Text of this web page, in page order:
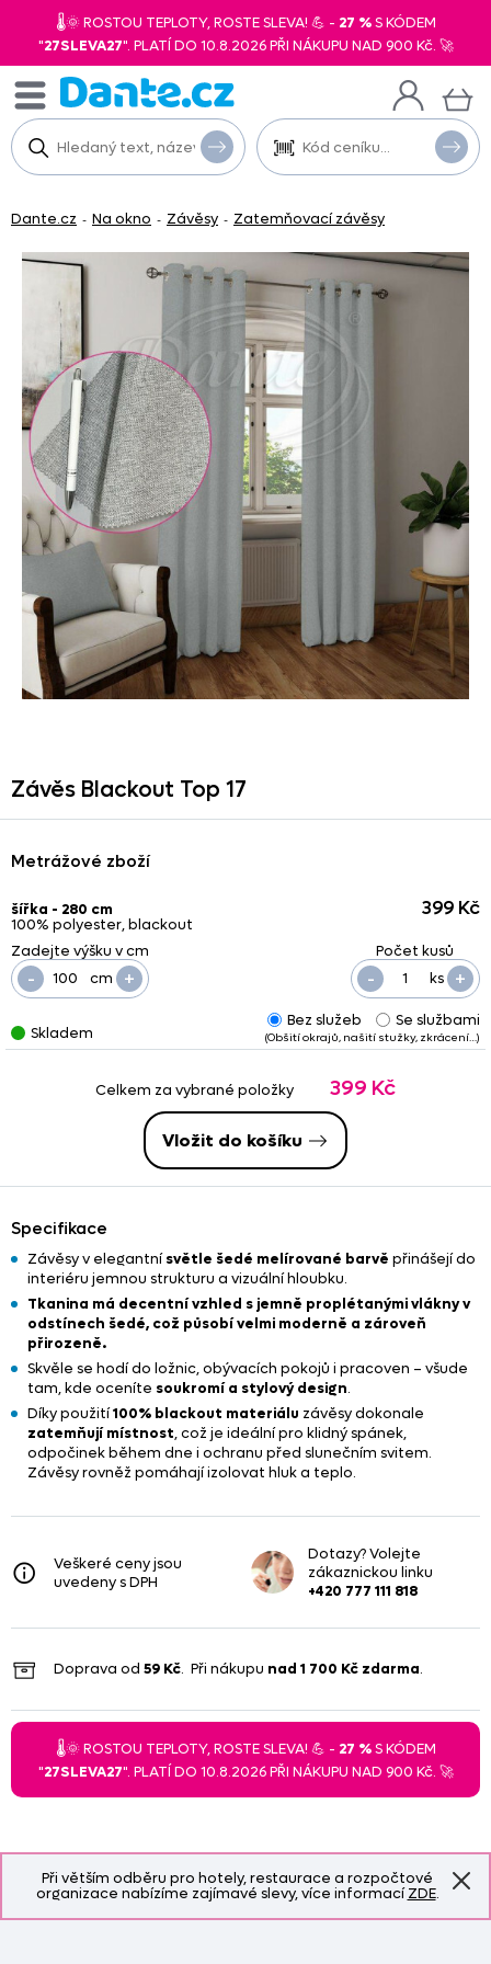
🌡️🌞 ROSTOU TEPLOTY, ROSTE SLEVA! 💪 - 27 %S KÓDEM
"27SLEVA27". PLATÍ DO 10.8.2026 PŘI NÁKUPU NAD 900 Kč. 🚀
Při větším odběru pro hotely, restaurace a rozpočtové
organizace nabízíme zajímavé slevy, více informacíZDE.
Dante.cz - Na okno - Závěsy - Zatemňovací závěsy
Závěs Blackout Top 17
Metrážové zboží
šířka - 280 cm
100% polyester, blackout
cm +
- ks +
-
399 Kč
Skladem
Bez služeb Se službami
(Obšití okrajů, našití stužky, zkrácení…)
Celkem za vybrané položky 399 Kč
Vložit do košíku
Specifikace
Závěsy v elegantnísvětle šedé melírované barvě přinášejí do
interiéru jemnou strukturu a vizuální hloubku.
Tkanina má decentní vzhled s jemně proplétanými vlákny v
odstínech šedé, což působí velmi moderně a zároveň
přirozeně.
Skvěle se hodí do ložnic, obývacích pokojů i pracoven – všude
tam, kde oceníte soukromí a stylový design.
Díky použití100% blackout materiálu závěsy dokonale
zatemňují místnost, což je ideální pro klidný spánek,
odpočinek během dne i ochranu před slunečním svitem.
Závěsy rovněž pomáhají izolovat hluk a teplo.
Veškeré ceny jsou
uvedeny s DPH
Dotazy? Volejte
zákaznickou linku
+420 777 111 818
Doprava od 59 Kč. Při nákupu nad 1 700 Kč zdarma.
🌡️🌞 ROSTOU TEPLOTY, ROSTE SLEVA! 💪 - 27 %S KÓDEM
"27SLEVA27". PLATÍ DO 10.8.2026 PŘI NÁKUPU NAD 900 Kč. 🚀